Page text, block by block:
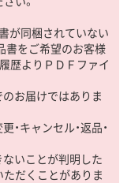
が同梱されていない
書をご希望のお客様
歴よりＰＤＦファイ
お届けではありま
・キャンセル・返品・
ないことが判明した
ただくことがありま